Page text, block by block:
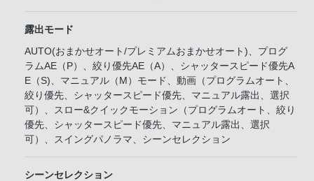
露出モード
AUTO(おまかせオート/プレミアムおまかせオート)、プログ
ラムAE（P）、絞り優先AE（A）、シャッタースピード優先A
E（S)、マニュアル（M）モード、動画（プログラムオート、
絞り優先、シャッタースピード優先、マニュアル露出、選択
可）、スロー&クイックモーション（プログラムオート、絞り
優先、シャッタースピード優先、マニュアル露出、選択
可）、スイングパノラマ、シーンセレクション
シーンセレクション